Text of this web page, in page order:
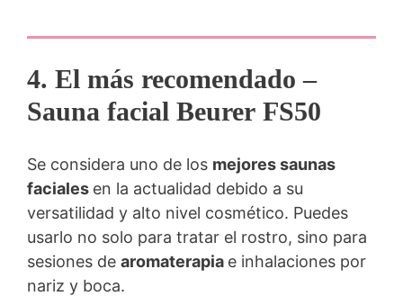
4. El más recomendado –
Sauna facial Beurer FS50
Se considera uno de los mejores saunas
faciales en la actualidad debido a su
versatilidad y alto nivel cosmético. Puedes
usarlo no solo para tratar el rostro, sino para
sesiones de aromaterapia e inhalaciones por
nariz y boca.